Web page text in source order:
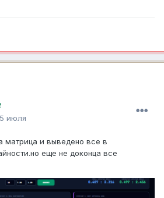
5 июля
матрица и выведено все в
еще не доконца все